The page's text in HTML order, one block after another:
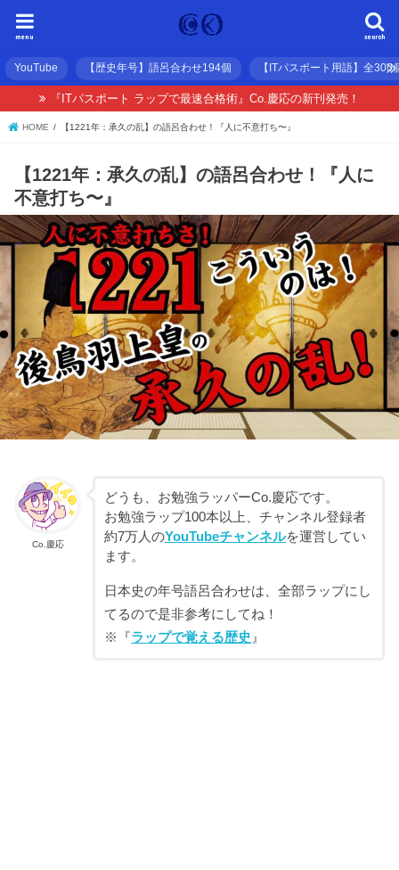
search
menu
YouTube 【歴史年号】語呂合わせ194個 【ITパスポート用語】全300
『ITパスポート ラップで最速合格術』Co.慶応の新刊発売！
HOME 【1221年：承久の乱】の語呂合わせ！『人に不意打ち〜』
【1221年：承久の乱】の語呂合わせ！『人に
不意打ち〜』
Co.慶応
どうも、お勉強ラッパーCo.慶応です。
お勉強ラップ100本以上、チャンネル登録者
約7万人のYouTubeチャンネルを運営してい
ます。
日本史の年号語呂合わせは、全部ラップにし
てるので是非参考にしてね！
※『ラップで覚える歴史 』